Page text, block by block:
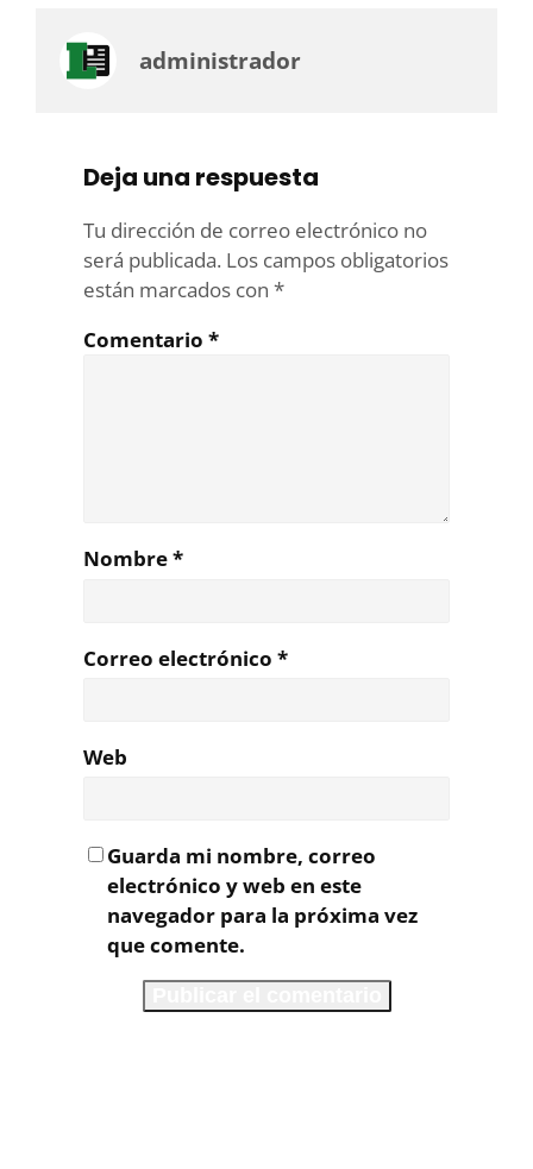
administrador
Deja una respuesta
Tu dirección de correo electrónico no
será publicada. Los campos obligatorios
están marcados con *
Comentario *
Nombre*
Correo electrónico *
Web
Guarda mi nombre, correo
electrónico y web en este
navegador para la próxima vez
que comente.